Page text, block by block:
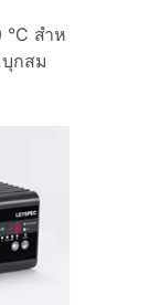
สําห
กสม